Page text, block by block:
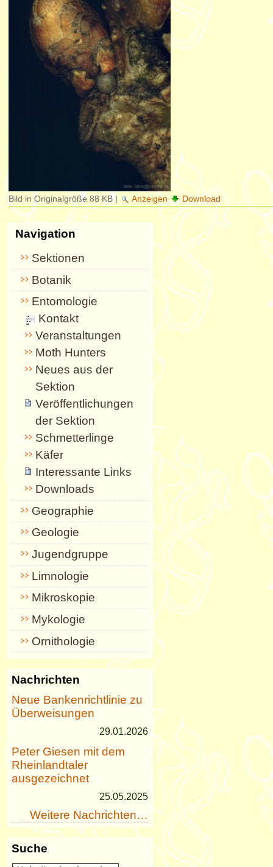
Bild in Originalgröße 88 KB | Anzeigen Download
Navigation
Sektionen
Botanik
Entomologie
Kontakt
Veranstaltungen
Moth Hunters
Neues aus der
Sektion
Veröffentlichungen
der Sektion
Schmetterlinge
Käfer
Interessante Links
Downloads
Geographie
Geologie
Jugendgruppe
Limnologie
Mikroskopie
Mykologie
Ornithologie
Nachrichten
Neue Bankenrichtlinie zu
Überweisungen
29.01.2026
Peter Giesen mit dem
Rheinlandtaler
ausgezeichnet
25.05.2025
Weitere Nachrichten…
Suche